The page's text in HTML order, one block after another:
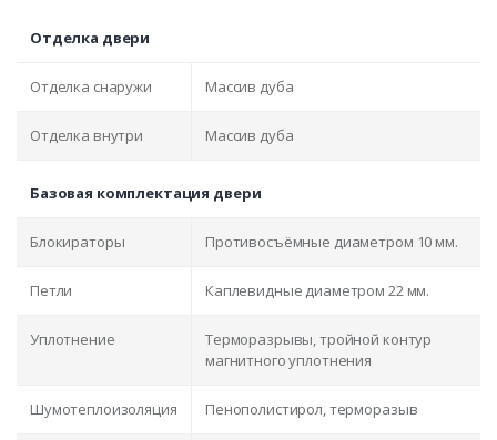
Отделка двери
Отделка снаружи Массив дуба
Отделка внутри Массив дуба
Базовая комплектация двери
Блокираторы Противосъёмные диаметром 10 мм.
Петли Каплевидные диаметром 22 мм.
Уплотнение
Терморазрывы, тройной контур
магнитного уплотнения
Шумотеплоизоляция Пенополистирол, терморазыв